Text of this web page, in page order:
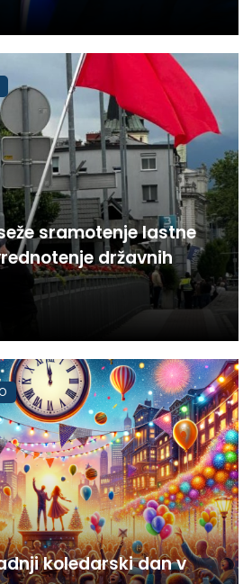
sramotenje lastne
državnih
koledarski dan v